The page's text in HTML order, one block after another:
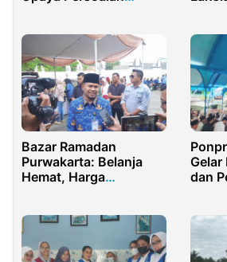
Bazar Ramadan
Purwakarta: Belanja
Hemat, Harga
Gelar
dan